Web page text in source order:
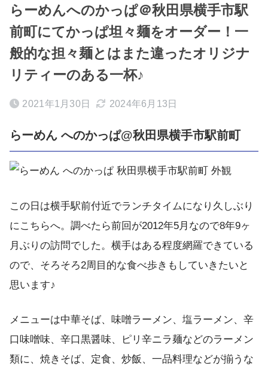
らーめんへのかっぱ＠秋田県横手市駅
前町にてかっぱ坦々麺をオーダー！一
般的な担々麺とはまた違ったオリジナ
リティーのある一杯♪
2021年1月30日 2024年6月13日
らーめん へのかっぱ@秋田県横手市駅前町
この日は横手駅前付近でランチタイムになり久しぶり
にこちらへ。調べたら前回が2012年5月なので8年9ヶ
月ぶりの訪問でした。横手はある程度網羅できている
ので、そろそろ2周目的な食べ歩きもしていきたいと
思います♪
メニューは中華そば、味噌ラーメン、塩ラーメン、辛
口味噌味、辛口黒醤味、ピリ辛ニラ麺などのラーメン
類に、焼きそば、定食、炒飯、一品料理などが揃うな